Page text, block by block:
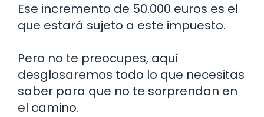
Ese incremento de 50.000 euros es el
que estará sujeto a este impuesto.
Pero no te preocupes, aquí
desglosaremos todo lo que necesitas
saber para que no te sorprendan en
el camino.